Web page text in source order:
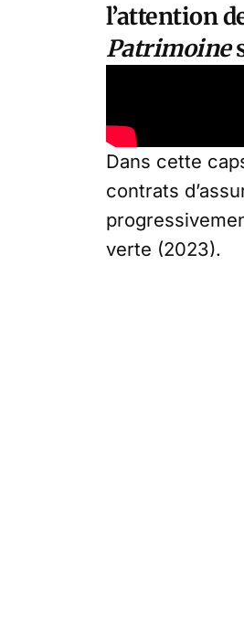
l’attention
Patrimoine
Dans cette
contrats
verte (2023).